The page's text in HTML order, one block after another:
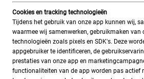
Cookies en tracking technologieën
Tijdens het gebruik van onze app kunnen wij,
waarmee wij samenwerken, gebruikmaken van
technologieën zoals pixels en SDK's. Deze
appgebruiker te identificeren, de
prestaties van onze app en
functionaliteiten van de app worden pas actief